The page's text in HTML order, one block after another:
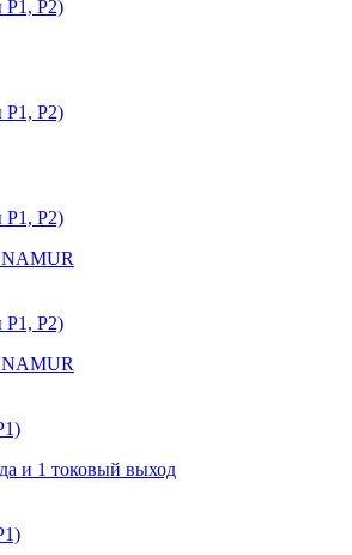
Р1, Р2)
Р1, Р2)
Р1, Р2)
NAMUR
Р1, Р2)
NAMUR
и 1 токовый выход